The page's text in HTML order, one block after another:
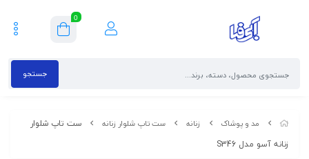
0
جستجو
مد و پوشاک زنانه ست تاپ شلوار زنانه
ست تاپ شلوار
زنانه آسو مدل S346